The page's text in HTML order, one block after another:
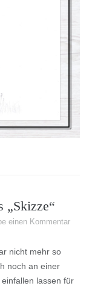
„Skizze“
einen Kommentar
nicht mehr so
noch an einer
lassen für